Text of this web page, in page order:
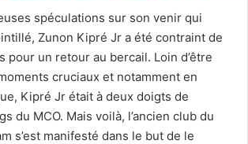
spéculations sur son venir qui
Zunon Kipré Jr a été contraint de
pour un retour au bercail. Loin d’être
cruciaux et notamment en
Kipré Jr était à deux doigts de
du MCO. Mais voilà, l’ancien club du
s’est manifesté dans le but de le